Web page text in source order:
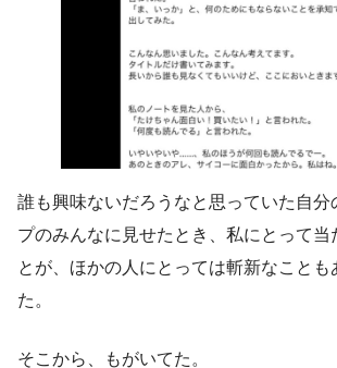
誰も興味ないだろうなと思っていた自分
プのみんなに見せたとき、私にとって当
とが、ほかの人にとっては斬新なことも
た。
そこから、もがいてた。